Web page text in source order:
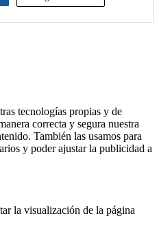
tecnologías propias y de
correcta y segura nuestra
También las usamos para
y poder ajustar la publicidad a
la visualización de la página